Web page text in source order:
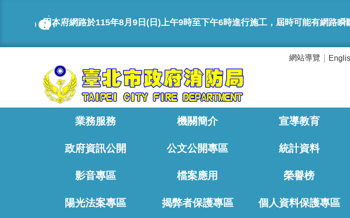
因本府網路於115年8月9日(日)上午9時至下午6時進行施工，屆時可能有網路瞬斷之情形，
網站導覽
業務服務 機關簡介 宣導教育
政府資訊公開 公文公開專區 統計資料
影音專區 檔案應用 榮譽榜
陽光法案專區 揭弊者保護專區 個人資料保護專區